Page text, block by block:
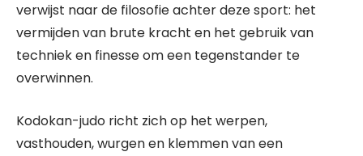
verwijst naar de filosofie achter deze sport: het
vermijden van brute kracht en het gebruik van
techniek en finesse om een tegenstander te
overwinnen.
Kodokan-judo richt zich op het werpen,
vasthouden, wurgen en klemmen van een